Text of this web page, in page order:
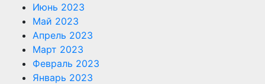
Июнь 2023
Май 2023
Апрель 2023
Март 2023
Февраль 2023
Январь 2023